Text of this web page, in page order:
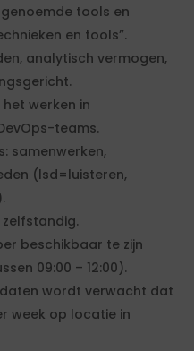
tools en
en tools”.
analytisch vermogen,
werken in
teams.
samenwerken,
(lsd=luisteren,
beschikbaar te zijn
09:00 – 12:00).
wordt verwacht dat
week op locatie in